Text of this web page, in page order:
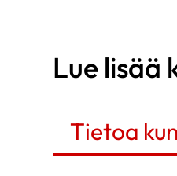
Lue lisää
Tietoa